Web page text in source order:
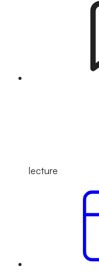
lecture